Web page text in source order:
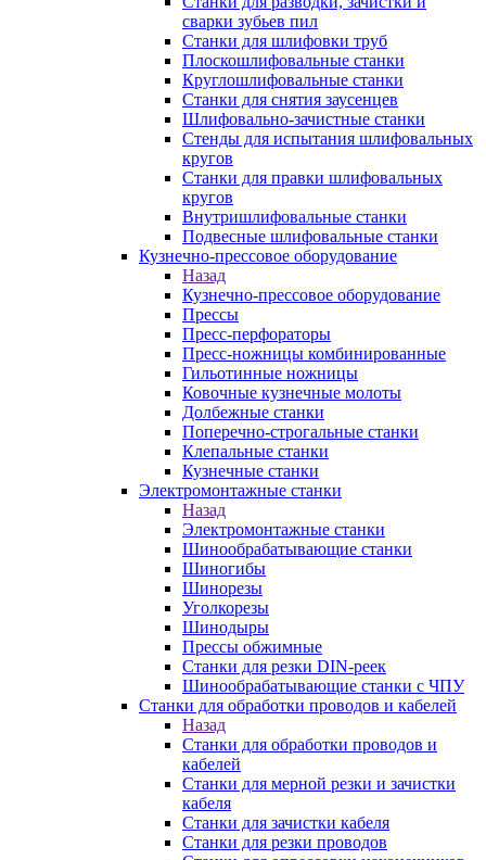
сварки зубьев пил
Станки для шлифовки труб
Плоскошлифовальные станки
Круглошлифовальные станки
Станки для снятия заусенцев
Шлифовально-зачистные станки
Стенды для испытания шлифовальных
кругов
Станки для правки шлифовальных
кругов
Внутришлифовальные станки
Подвесные шлифовальные станки
Кузнечно-прессовое оборудование
Назад
Кузнечно-прессовое оборудование
Прессы
Пресс-перфораторы
Пресс-ножницы комбинированные
Гильотинные ножницы
Ковочные кузнечные молоты
Долбежные станки
Поперечно-строгальные станки
Клепальные станки
Кузнечные станки
Электромонтажные станки
Назад
Электромонтажные станки
Шинообрабатывающие станки
Шиногибы
Шинорезы
Уголкорезы
Шинодыры
Прессы обжимные
Станки для резки DIN-реек
Шинообрабатывающие станки с ЧПУ
Станки для обработки проводов и кабелей
Назад
Станки для обработки проводов и
кабелей
Станки для мерной резки и зачистки
кабеля
Станки для зачистки кабеля
Станки для резки проводов